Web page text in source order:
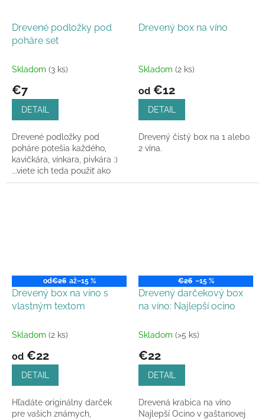
Drevené podložky pod
poháre set
Skladom (3 ks)
€7
DETAIL
Drevené podložky pod
poháre potešia každého,
kavičkára, vínkara, pivkára :)
...viete ich teda použiť ako
podpivníky, podložku pod
Drevený box na víno
Skladom (2 ks)
od €12
DETAIL
Drevený čistý box na 1 alebo
2 vína.
od€26 až–15 %
Drevený box na víno s
vlastným textom
Skladom (2 ks)
od €22
DETAIL
Hľadáte originálny darček
pre vašich známych,
€26 –15 %
Drevený darčekový box
na víno: Najlepší ocino
Skladom (>5 ks)
€22
DETAIL
Drevená krabica na víno
Najlepší Ocino v gaštanovej